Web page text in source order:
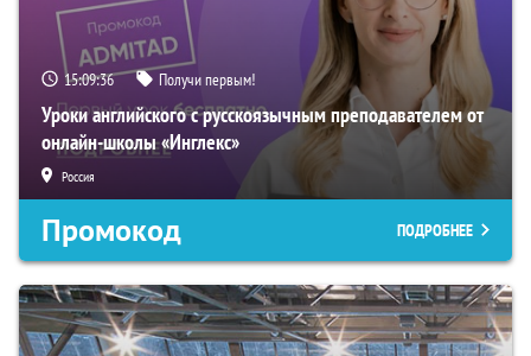
15:09:35 Получи первым!
Уроки английского с русскоязычным преподавателем от
онлайн-школы «Инглекс»
Россия
Промокод ПОДРОБНЕЕ